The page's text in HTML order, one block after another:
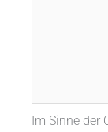
Im Sinne